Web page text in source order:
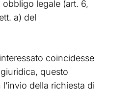
legale (art. 6,
a) del
coincidesse
questo
della richiesta di